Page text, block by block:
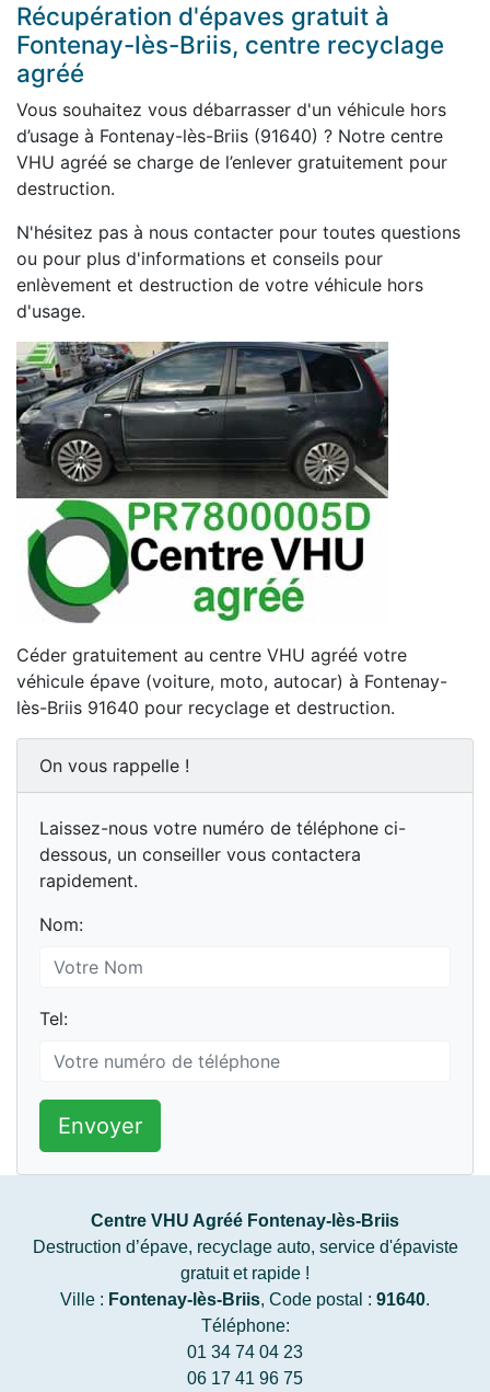
Récupération d'épaves gratuit à
Fontenay-lès-Briis, centre recyclage
agréé
Vous souhaitez vous débarrasser d'un véhicule hors
d’usage à Fontenay-lès-Briis (91640) ? Notre centre
VHU agréé se charge de l’enlever gratuitement pour
destruction.
N'hésitez pas à nous contacter pour toutes questions
ou pour plus d'informations et conseils pour
enlèvement et destruction de votre véhicule hors
d'usage.
Céder gratuitement au centre VHU agréé votre
véhicule épave (voiture, moto, autocar) à Fontenay-
lès-Briis 91640 pour recyclage et destruction.
On vous rappelle !
Laissez-nous votre numéro de téléphone ci-
dessous, un conseiller vous contactera
rapidement.
Nom:
Tel:
Envoyer
Centre VHU Agréé Fontenay-lès-Briis
Destruction d’épave, recyclage auto, service d'épaviste
gratuit et rapide !
Ville : Fontenay-lès-Briis, Code postal : 91640.
Téléphone:
01 34 74 04 23
06 17 41 96 75